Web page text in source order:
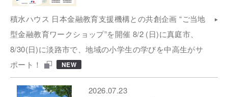
積水ハウス 日本金融教育支援機構との共創企画 “ご当地
型金融教育ワークショップ”を開催 8/2 (日)に真庭市、
8/30(日)に淡路市で、地域の小学生の学びを中高生がサ
ポート！
NEW
2026.07.23